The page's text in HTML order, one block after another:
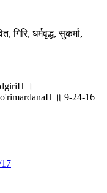
धर्मवृद्ध, सुकर्मा,
।
॥ 9-24-16